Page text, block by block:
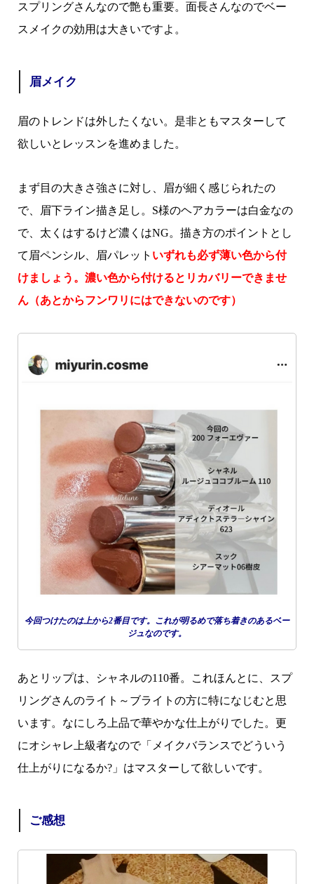
スプリングさんなので艶も重要。面長さんなのでベー
スメイクの効用は大きいですよ。
眉メイク
眉のトレンドは外したくない。是非ともマスターして
欲しいとレッスンを進めました。
まず目の大きさ強さに対し、眉が細く感じられたの
で、眉下ライン描き足し。S様のヘアカラーは白金なの
で、太くはするけど濃くはNG。描き方のポイントとし
て眉ペンシル、眉パレット いずれも必ず薄い色から付
けましょう。濃い色から付けるとリカバリーできませ
ん（あとからフンワリにはできないのです）
今回つけたのは上から2番目です。これが明るめで落ち着きのあるベー
ジュなのです。
あとリップは、シャネルの110番。これほんとに、スプ
リングさんのライト～ブライトの方に特になじむと思
います。なにしろ上品で華やかな仕上がりでした。更
にオシャレ上級者なので「メイクバランスでどういう
仕上がりになるか?」はマスターして欲しいです。
ご感想